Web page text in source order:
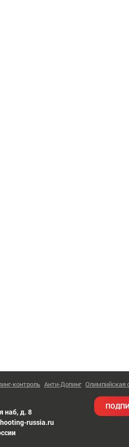
контроль Анти-Допинг Олимпийская
наб, д. 8
russia.ru